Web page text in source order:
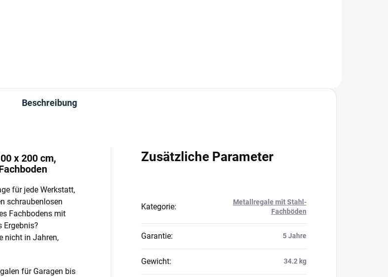
Beschreibung
x 200 cm,
für jede Werkstatt,
schraubenlosen
Fachbodens mit
Ergebnis?
nicht in Jahren,
für Garagen bis
Zusätzliche Parameter
Kategorie:
Metallregale mit Stahl-
Fachböden
Garantie: 5 Jahre
Gewicht: 34.2 kg